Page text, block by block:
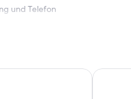
und Telefon
Sunday